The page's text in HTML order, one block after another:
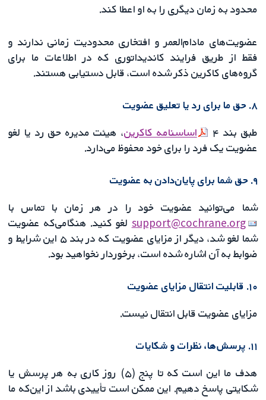
محدود به زمان دیگری را به او اعطا کند.
عضویت‌های مادام‌العمر و افتخاری محدودیت زمانی ندارند و
فقط از طریق فرایند کاندیداتوری که در اطلاعات ما برای
گروه‌های کاکرین ذکر شده است، قابل دستیابی هستند.
۸. حق ما برای رد یا تعلیق عضویت
طبق بند ۴
اساسنامه کاکرین، هیئت مدیره حق رد یا لغو
عضویت یک فرد را برای خود محفوظ می‌دارد.
۹. حق شما برای پایان‌دادن به عضویت
شما می‌توانید عضویت خود را در هر زمان با تماس با
support@cochrane.org لغو کنید. هنگامی‌که عضویت
شما لغو شد، دیگر از مزایای عضویت که در بند ۵ این شرایط و
ضوابط به آن اشاره شده است، برخوردار نخواهید بود.
۱۰. قابلیت انتقال مزایای عضویت
مزایای عضویت قابل انتقال نیست.
۱۱. پرسش‌ها، نظرات و شکایات
هدف ما این است که تا پنج (۵) روز کاری به هر پرسش یا
شکایتی پاسخ دهیم. این ممکن است تأییدی باشد از این‌که ما